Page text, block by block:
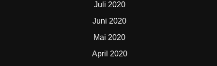
Juli 2020
Juni 2020
Mai 2020
April 2020